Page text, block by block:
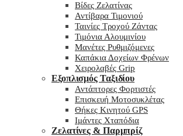
Βίδες Ζελατίνας
Αντίβαρα Τιμονιού
Ταινίες Τροχού Ζάντας
Τιμόνια Αλουμινίου
Μανέτες Ρυθμιζόμενες
Καπάκια Δοχείων Φρένων
Χειρολαβές Grip
Εξοπλισμός Ταξιδίου
Αντάπτορες Φορτιστές
Επισκευή Μοτοσυκλέτας
Θήκες Κινητού GPS
Ιμάντες Χταπόδια
Ζελατίνες & Παρμπρίζ